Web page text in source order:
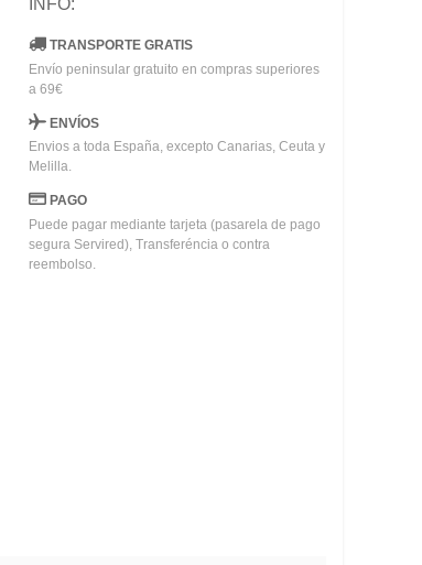
INFO:
TRANSPORTE GRATIS
Envío peninsular gratuito en compras superiores
a 69€
ENVÍOS
Envios a toda España, excepto Canarias, Ceuta y
Melilla.
PAGO
Puede pagar mediante tarjeta (pasarela de pago
segura Servired), Transferéncia o contra
reembolso.